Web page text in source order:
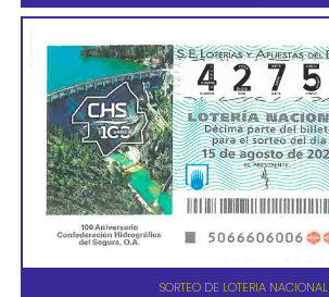
SORTEO DE LOTERIA NACIONAL